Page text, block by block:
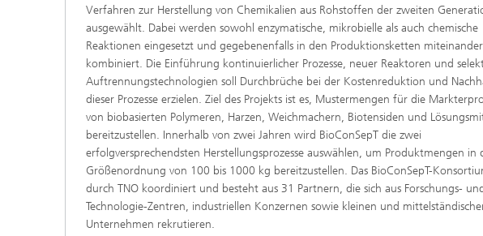
Verfahren zur Herstellung von Chemikalien aus Rohstoffen der zweiten
ausgewählt. Dabei werden sowohl enzymatische, mikrobielle als auch chemische
Reaktionen eingesetzt und gegebenenfalls in den Produktionsketten miteinander
kombiniert. Die Einführung kontinuierlicher Prozesse, neuer Reaktoren und
Auftrennungstechnologien soll Durchbrüche bei der Kostenreduktion und
dieser Prozesse erzielen. Ziel des Projekts ist es, Mustermengen für die
von biobasierten Polymeren, Harzen, Weichmachern, Biotensiden und
bereitzustellen. Innerhalb von zwei Jahren wird BioConSepT die zwei
erfolgversprechendsten Herstellungsprozesse auswählen, um Produktmengen in
Größenordnung von 100 bis 1000 kg bereitzustellen. Das BioConSepT-
durch TNO koordiniert und besteht aus 31 Partnern, die sich aus Forschungs- und
Technologie-Zentren, industriellen Konzernen sowie kleinen und
Unternehmen rekrutieren.